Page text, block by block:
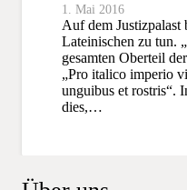
1. Mai 2016
Auf dem Justizpalast
Lateinischen zu tun.
gesamten Oberteil
„Pro italico imperio
unguibus et rostris“.
dies,…